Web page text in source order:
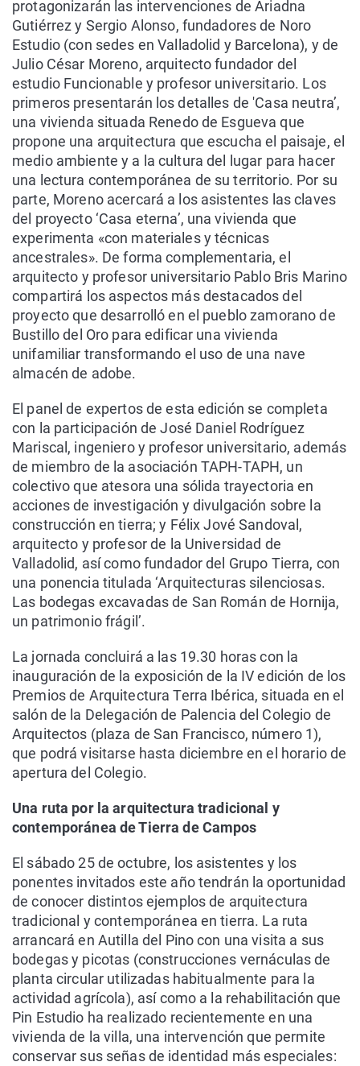
protagonizarán las intervenciones de Ariadna
Gutiérrez y Sergio Alonso, fundadores de Noro
Estudio (con sedes en Valladolid y Barcelona), y de
Julio César Moreno, arquitecto fundador del
estudio Funcionable y profesor universitario. Los
primeros presentarán los detalles de 'Casa neutra’,
una vivienda situada Renedo de Esgueva que
propone una arquitectura que escucha el paisaje, el
medio ambiente y a la cultura del lugar para hacer
una lectura contemporánea de su territorio. Por su
parte, Moreno acercará a los asistentes las claves
del proyecto ‘Casa eterna’, una vivienda que
experimenta «con materiales y técnicas
ancestrales». De forma complementaria, el
arquitecto y profesor universitario Pablo Bris Marino
compartirá los aspectos más destacados del
proyecto que desarrolló en el pueblo zamorano de
Bustillo del Oro para edificar una vivienda
unifamiliar transformando el uso de una nave
almacén de adobe.
El panel de expertos de esta edición se completa
con la participación de José Daniel Rodríguez
Mariscal, ingeniero y profesor universitario, además
de miembro de la asociación TAPH-TAPH, un
colectivo que atesora una sólida trayectoria en
acciones de investigación y divulgación sobre la
construcción en tierra; y Félix Jové Sandoval,
arquitecto y profesor de la Universidad de
Valladolid, así como fundador del Grupo Tierra, con
una ponencia titulada ‘Arquitecturas silenciosas.
Las bodegas excavadas de San Román de Hornija,
un patrimonio frágil’.
La jornada concluirá a las 19.30 horas con la
inauguración de la exposición de la IV edición de los
Premios de Arquitectura Terra Ibérica, situada en el
salón de la Delegación de Palencia del Colegio de
Arquitectos (plaza de San Francisco, número 1),
que podrá visitarse hasta diciembre en el horario de
apertura del Colegio.
Una ruta por la arquitectura tradicional y
contemporánea de Tierra de Campos
El sábado 25 de octubre, los asistentes y los
ponentes invitados este año tendrán la oportunidad
de conocer distintos ejemplos de arquitectura
tradicional y contemporánea en tierra. La ruta
arrancará en Autilla del Pino con una visita a sus
bodegas y picotas (construcciones vernáculas de
planta circular utilizadas habitualmente para la
actividad agrícola), así como a la rehabilitación que
Pin Estudio ha realizado recientemente en una
vivienda de la villa, una intervención que permite
conservar sus señas de identidad más especiales: